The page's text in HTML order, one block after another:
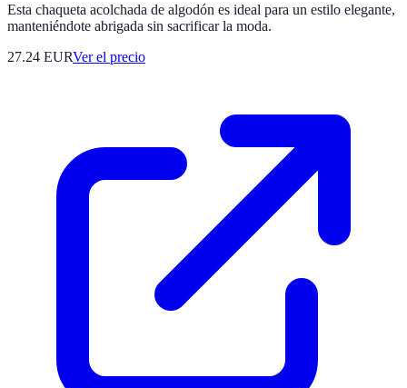
Esta chaqueta acolchada de algodón es ideal para un estilo elegante,
manteniéndote abrigada sin sacrificar la moda.
27.24 EURVer el precio